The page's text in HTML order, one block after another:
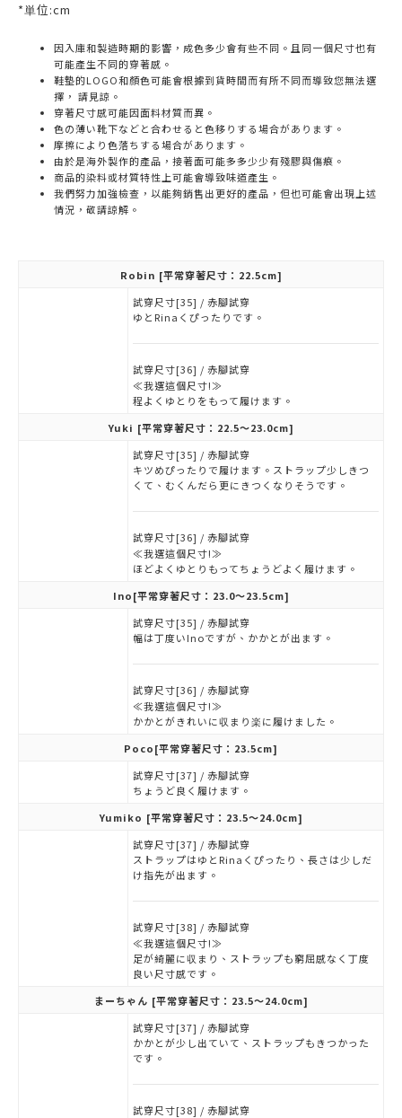
*単位:cm
因入庫和製造時期的影響，成色多少會有些不同。且同一個尺寸也有
可能產生不同的穿著感。
鞋墊的LOGO和顏色可能會根據到貨時間而有所不同而導致您無法選
擇， 請見諒。
穿著尺寸感可能因面料材質而異。
色の薄い靴下などと合わせると色移りする場合があります。
摩擦により色落ちする場合があります。
由於是海外製作的產品，接著面可能多多少少有殘膠與傷痕。
商品的染料或材質特性上可能會導致味道產生。
我們努力加強檢查，以能夠銷售出更好的產品，但也可能會出現上述
情況，敬請諒解。
Robin [平常穿著尺寸：22.5cm]
試穿尺寸[35] / 赤腳試穿
ゆとRinaくぴったりです。
試穿尺寸[36] / 赤腳試穿
≪我選這個尺寸!≫
程よくゆとりをもって履けます。
Yuki [平常穿著尺寸：22.5～23.0cm]
試穿尺寸[35] / 赤腳試穿
キツめぴったりで履けます。ストラップ少しきつ
くて、むくんだら更にきつくなりそうです。
試穿尺寸[36] / 赤腳試穿
≪我選這個尺寸!≫
ほどよくゆとりもってちょうどよく履けます。
Ino[平常穿著尺寸：23.0～23.5cm]
試穿尺寸[35] / 赤腳試穿
幅は丁度いInoですが、かかとが出ます。
試穿尺寸[36] / 赤腳試穿
≪我選這個尺寸!≫
かかとがきれいに収まり楽に履けました。
Poco[平常穿著尺寸：23.5cm]
試穿尺寸[37] / 赤腳試穿
ちょうど良く履けます。
Yumiko [平常穿著尺寸：23.5～24.0cm]
試穿尺寸[37] / 赤腳試穿
ストラップはゆとRinaくぴったり、長さは少しだ
け指先が出ます。
試穿尺寸[38] / 赤腳試穿
≪我選這個尺寸!≫
足が綺麗に収まり、ストラップも窮屈感なく丁度
良い尺寸感です。
まーちゃん [平常穿著尺寸：23.5～24.0cm]
試穿尺寸[37] / 赤腳試穿
かかとが少し出ていて、ストラップもきつかった
です。
試穿尺寸[38] / 赤腳試穿